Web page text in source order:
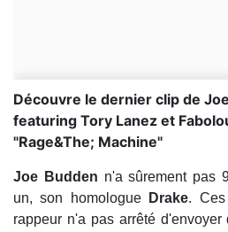
Découvre le dernier clip de
featuring Tory Lanez et
"Rage&The; Machine"
Joe Budden n'a sûrement pas
un, son homologue
Drake. Ces
rappeur n'a pas arrêté